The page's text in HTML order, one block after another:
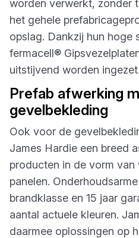
worden verwerkt, zonder
het gehele
opslag. Dankzij hun hoge
fermacell®
uitstijvend worden ingezet.
Prefab afwerking
gevelbekleding
Ook voor de
James Hardie een breed
producten in de vorm van
panelen.
brandklasse en 15 jaar
aantal actuele kleuren.
daarmee oplossingen op